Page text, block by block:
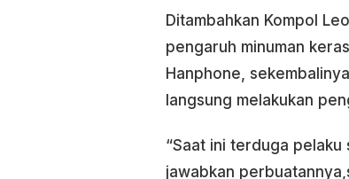
Ditambahkan Kompol
pengaruh minuman
Hanphone,
langsung melakukan
“Saat ini terduga
jawabkan